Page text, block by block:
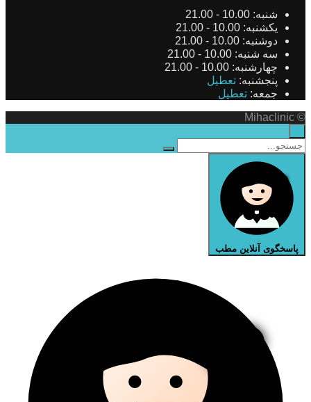
شنبه: 10.00 - 21.00
یکشنبه: 10.00 - 21.00
دوشنبه: 10.00 - 21.00
سه شنبه: 10.00 - 21.00
چهارشنبه: 10.00 - 21.00
پنجشنبه: تعطیل
جمعه: تعطیل
© Mihaclinic
پاسخگوی آنلاین مطب